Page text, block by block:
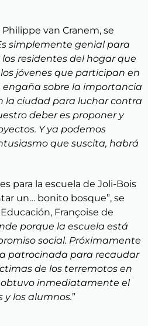
van Cranem, se
simplemente genial para
residentes del hogar que
jóvenes que participan en
engaña sobre la importancia
la ciudad para luchar contra
deber es proponer y
Y ya podemos
que suscita, habrá
para la escuela de Joli-Bois
un… bonito bosque”, se
Françoise de
porque la escuela está
social. Próximamente
patrocinada para recaudar
de los terremotos en
obtuvo inmediatamente el
y los alumnos.”